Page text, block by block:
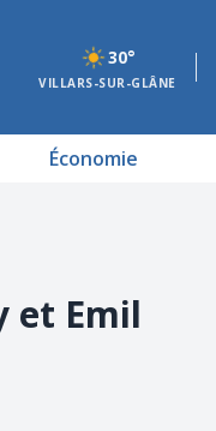
30°
VILLARS-SUR-GLÂNE
Économie
et Emil